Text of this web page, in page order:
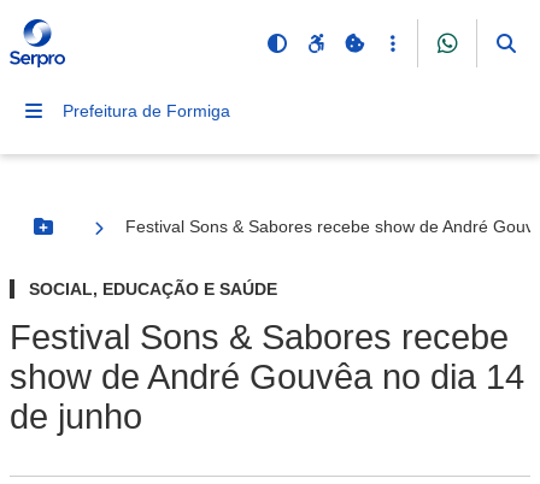
Prefeitura de Formiga
Botão Menu
Festival Sons & Sabores recebe show de André
SOCIAL, EDUCAÇÃO E SAÚDE
Festival Sons & Sabores recebe
show de André Gouvêa no dia 14
de junho